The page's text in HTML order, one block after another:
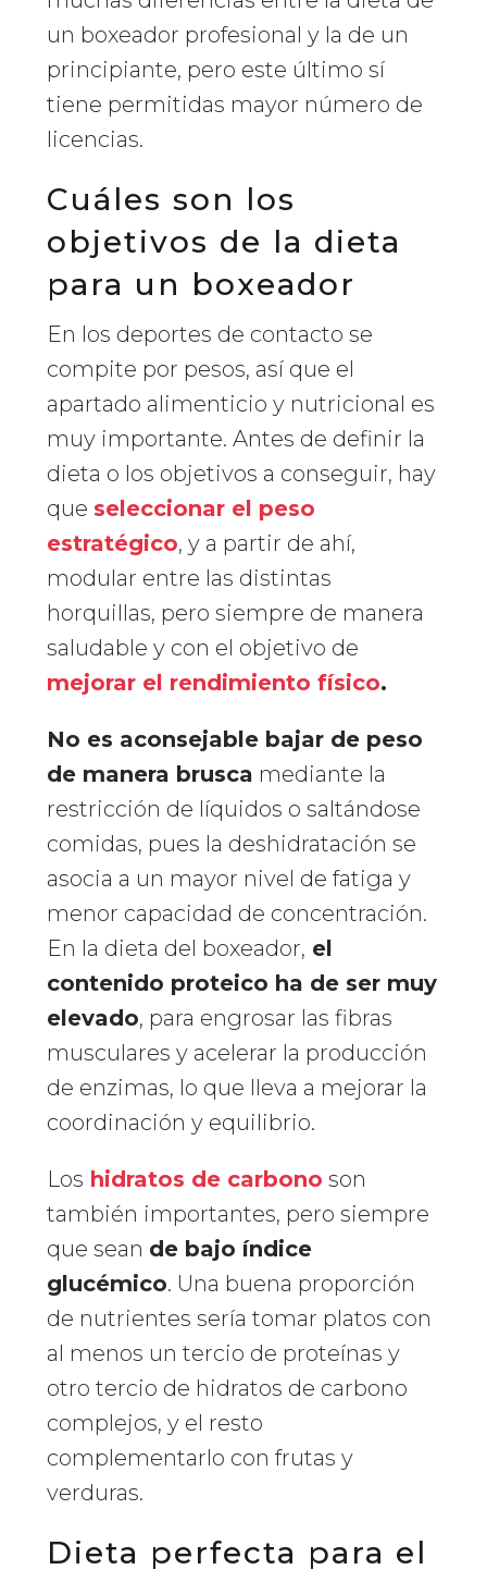
un boxeador profesional y la de un
principiante, pero este último sí
tiene permitidas mayor número de
licencias.
Cuáles son los
objetivos de la dieta
para un boxeador
En los deportes de contacto se
compite por pesos, así que el
apartado alimenticio y nutricional es
muy importante. Antes de definir la
dieta o los objetivos a conseguir, hay
que seleccionar el peso
estratégico, y a partir de ahí,
modular entre las distintas
horquillas, pero siempre de manera
saludable y con el objetivo de
mejorar el rendimiento físico.
No es aconsejable bajar de peso
de manera brusca mediante la
restricción de líquidos o saltándose
comidas, pues la deshidratación se
asocia a un mayor nivel de fatiga y
menor capacidad de concentración.
En la dieta del boxeador, el
contenido proteico ha de ser muy
elevado, para engrosar las fibras
musculares y acelerar la producción
de enzimas, lo que lleva a mejorar la
coordinación y equilibrio.
Los hidratos de carbono son
también importantes, pero siempre
que sean de bajo índice
glucémico. Una buena proporción
de nutrientes sería tomar platos con
al menos un tercio de proteínas y
otro tercio de hidratos de carbono
complejos, y el resto
complementarlo con frutas y
verduras.
Dieta perfecta para el